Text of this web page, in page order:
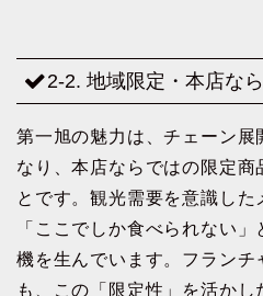
2-2. 地域限定・本店な
第一旭の魅力は、チェーン展
なり、本店ならではの限定商
とです。観光需要を意識した
「ここでしか食べられない
機を生んでいます。フランチ
も、この「限定性」を活かし